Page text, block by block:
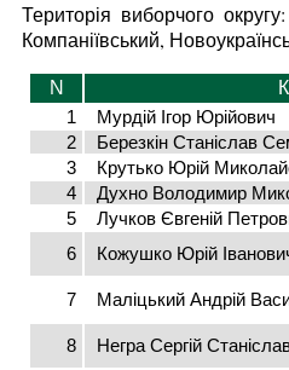
Територія виборчого
Компаніївський,
N
1
Мурдій Ігор Юрійович
2
Березкін Станіслав
3
Крутько Юрій
4
Духно Володимир
5
Лучков Євгеній
6
Кожушко Юрій
7 Маліцький Андрій
8 Негра Сергій